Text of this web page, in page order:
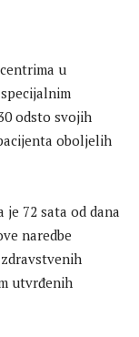
u
odsto svojih
oboljelih
72 sata od dana
naredbe
utvrđenih